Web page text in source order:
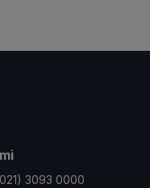
3093 0000